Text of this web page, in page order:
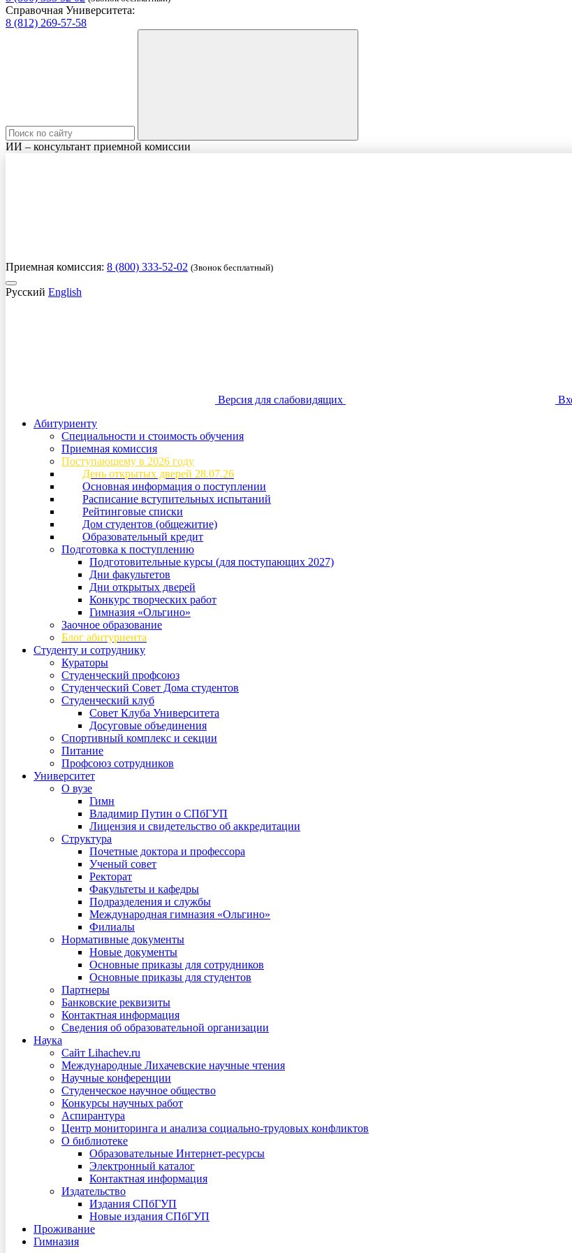
Справочная Университета:
8 (812) 269-57-58
ИИ – консультант приемной комиссии
Приемная комиссия: 8 (800) 333-52-02 (Звонок бесплатный)
Русский English
Версия для слабовидящих
Абитуриенту
Специальности и стоимость обучения
Приемная комиссия
Поступающему в 2026 году
День открытых дверей 28.07.26
Основная информация о поступлении
Расписание вступительных испытаний
Рейтинговые списки
Дом студентов (общежитие)
Образовательный кредит
Подготовка к поступлению
Подготовительные курсы (для поступающих 2027)
Дни факультетов
Дни открытых дверей
Конкурс творческих работ
Гимназия «Ольгино»
Заочное образование
Блог абитуриента
Студенту и сотруднику
Кураторы
Студенческий профсоюз
Студенческий Совет Дома студентов
Студенческий клуб
Совет Клуба Университета
Досуговые объединения
Спортивный комплекс и секции
Питание
Профсоюз сотрудников
Университет
О вузе
Гимн
Владимир Путин о СПбГУП
Лицензия и свидетельство об аккредитации
Структура
Почетные доктора и профессора
Ученый совет
Ректорат
Факультеты и кафедры
Подразделения и службы
Международная гимназия «Ольгино»
Филиалы
Нормативные документы
Новые документы
Основные приказы для сотрудников
Основные приказы для студентов
Партнеры
Банковские реквизиты
Контактная информация
Сведения об образовательной организации
Наука
Сайт Lihachev.ru
Международные Лихачевские научные чтения
Научные конференции
Студенческое научное общество
Конкурсы научных работ
Аспирантура
Центр мониторинга и анализа социально-трудовых конфликтов
О библиотеке
Образовательные Интернет-ресурсы
Электронный каталог
Контактная информация
Издательство
Издания СПбГУП
Новые издания СПбГУП
Проживание
Гимназия